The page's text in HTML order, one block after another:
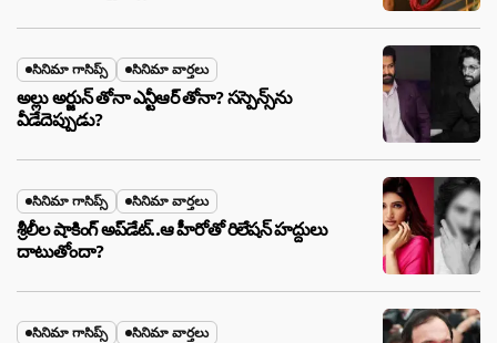
సినిమా గాసిప్స్ సినిమా వార్తలు
అల్లు అర్జున్ తోనా ఎన్టీఆర్ తోనా? సస్పెన్స్‌ను
వీడేదెప్పుడు?
సినిమా గాసిప్స్ సినిమా వార్తలు
శ్రీలీల షాకింగ్ అప్‌డేట్..ఆ హీరోతో రిలేషన్ హద్దులు
దాటుతోందా?
సినిమా గాసిప్స్ సినిమా వార్తలు